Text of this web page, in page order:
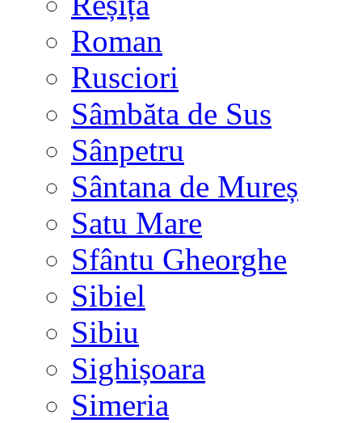
Roman
Rusciori
Sâmbăta de Sus
Sânpetru
Sântana de Mureș
Satu Mare
Sfântu Gheorghe
Sibiel
Sibiu
Sighișoara
Simeria